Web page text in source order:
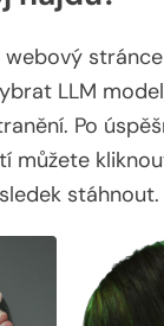
webový stránce
LLM
Po
můžete
stáhnout.